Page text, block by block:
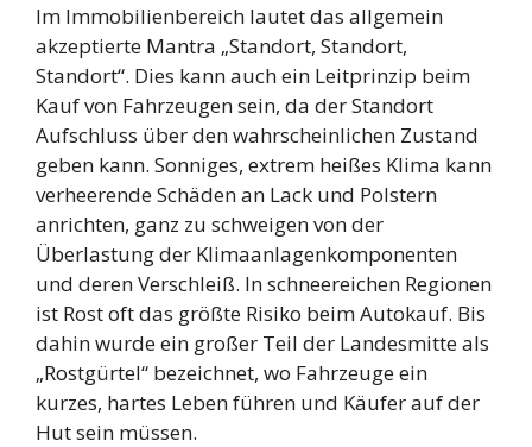
Im Immobilienbereich lautet das allgemein
akzeptierte Mantra „Standort, Standort,
Standort“. Dies kann auch ein Leitprinzip beim
Kauf von Fahrzeugen sein, da der Standort
Aufschluss über den wahrscheinlichen Zustand
geben kann. Sonniges, extrem heißes Klima kann
verheerende Schäden an Lack und Polstern
anrichten, ganz zu schweigen von der
Überlastung der Klimaanlagenkomponenten
und deren Verschleiß. In schneereichen Regionen
ist Rost oft das größte Risiko beim Autokauf. Bis
dahin wurde ein großer Teil der Landesmitte als
„Rostgürtel“ bezeichnet, wo Fahrzeuge ein
kurzes, hartes Leben führen und Käufer auf der
Hut sein müssen.